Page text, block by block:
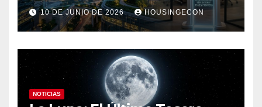
10 DE JUNIO DE 2026 HOUSINGECON
NOTICIAS